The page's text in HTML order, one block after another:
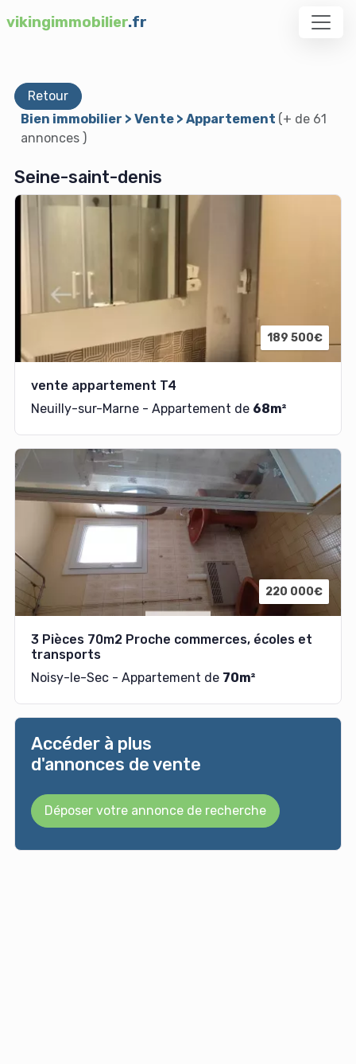
vikingimmobilier.fr
Retour
Bien immobilier > Vente > Appartement (+ de 61
annonces )
Seine-saint-denis
189 500€
vente appartement T4
Neuilly-sur-Marne - Appartement de 68m²
220 000€
3 Pièces 70m2 Proche commerces, écoles et
transports
Noisy-le-Sec - Appartement de 70m²
Accéder à plus
d'annonces de vente
Déposer votre annonce de recherche